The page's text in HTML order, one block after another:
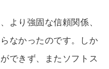
より強固な信頼関係、
なかったのです。しか
できず、またソフトス